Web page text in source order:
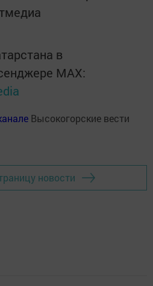
в
MАХ:
Высокогорские вести
новости